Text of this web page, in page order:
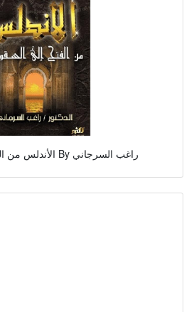
الأندلس من الفتح إلى السقوط By راغب السرجاني